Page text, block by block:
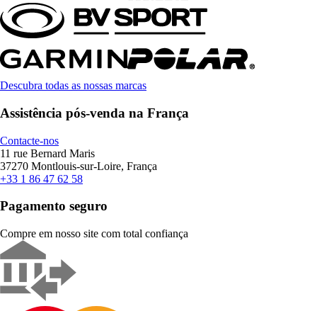
Descubra todas as nossas marcas
Assistência pós-venda na França
Contacte-nos
11 rue Bernard Maris
37270 Montlouis-sur-Loire, França
+33 1 86 47 62 58
Pagamento seguro
Compre em nosso site com total confiança